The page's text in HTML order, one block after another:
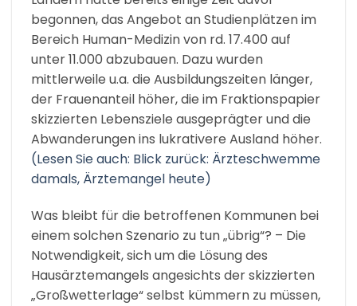
begonnen, das Angebot an Studienplätzen im
Bereich Human-Medizin von rd. 17.400 auf
unter 11.000 abzubauen. Dazu wurden
mittlerweile u.a. die Ausbildungszeiten länger,
der Frauenanteil höher, die im Fraktionspapier
skizzierten Lebensziele ausgeprägter und die
Abwanderungen ins lukrativere Ausland höher.
(Lesen Sie auch: Blick zurück: Ärzteschwemme
damals, Ärztemangel heute)
Was bleibt für die betroffenen Kommunen bei
einem solchen Szenario zu tun „übrig“? – Die
Notwendigkeit, sich um die Lösung des
Hausärztemangels angesichts der skizzierten
„Großwetterlage“ selbst kümmern zu müssen,